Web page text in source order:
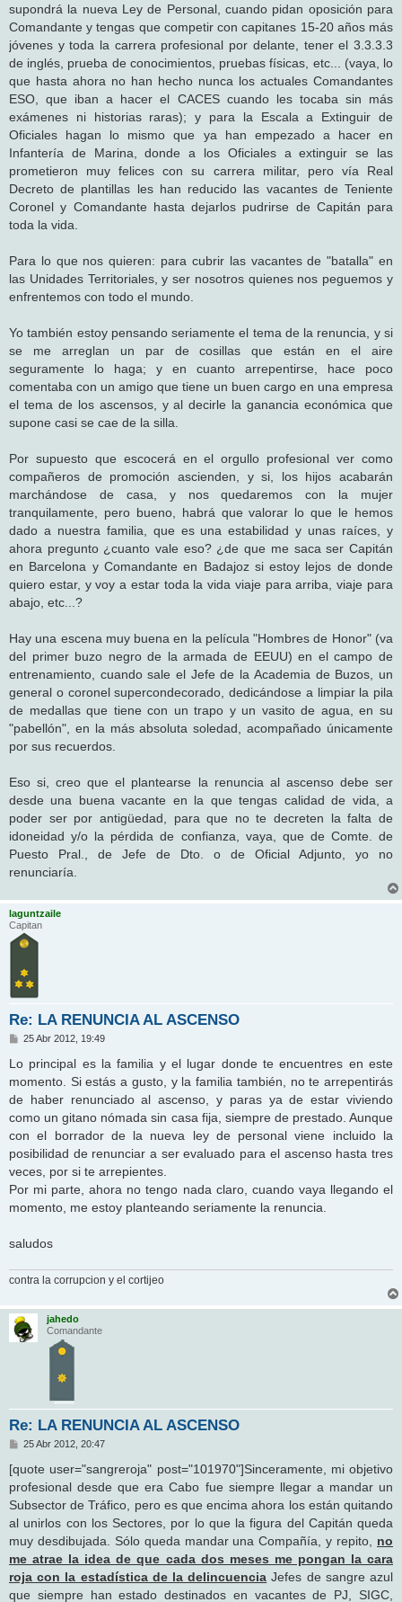
supondrá la nueva Ley de Personal, cuando pidan oposición para
Comandante y tengas que competir con capitanes 15-20 años más
jóvenes y toda la carrera profesional por delante, tener el 3.3.3.3
de inglés, prueba de conocimientos, pruebas físicas, etc... (vaya, lo
que hasta ahora no han hecho nunca los actuales Comandantes
ESO, que iban a hacer el CACES cuando les tocaba sin más
exámenes ni historias raras); y para la Escala a Extinguir de
Oficiales hagan lo mismo que ya han empezado a hacer en
Infantería de Marina, donde a los Oficiales a extinguir se las
prometieron muy felices con su carrera militar, pero vía Real
Decreto de plantillas les han reducido las vacantes de Teniente
Coronel y Comandante hasta dejarlos pudrirse de Capitán para
toda la vida.
Para lo que nos quieren: para cubrir las vacantes de "batalla" en
las Unidades Territoriales, y ser nosotros quienes nos peguemos y
enfrentemos con todo el mundo.
Yo también estoy pensando seriamente el tema de la renuncia, y si
se me arreglan un par de cosillas que están en el aire
seguramente lo haga; y en cuanto arrepentirse, hace poco
comentaba con un amigo que tiene un buen cargo en una empresa
el tema de los ascensos, y al decirle la ganancia económica que
supone casi se cae de la silla.
Por supuesto que escocerá en el orgullo profesional ver como
compañeros de promoción ascienden, y si, los hijos acabarán
marchándose de casa, y nos quedaremos con la mujer
tranquilamente, pero bueno, habrá que valorar lo que le hemos
dado a nuestra familia, que es una estabilidad y unas raíces, y
ahora pregunto ¿cuanto vale eso? ¿de que me saca ser Capitán
en Barcelona y Comandante en Badajoz si estoy lejos de donde
quiero estar, y voy a estar toda la vida viaje para arriba, viaje para
abajo, etc...?
Hay una escena muy buena en la película "Hombres de Honor" (va
del primer buzo negro de la armada de EEUU) en el campo de
entrenamiento, cuando sale el Jefe de la Academia de Buzos, un
general o coronel supercondecorado, dedicándose a limpiar la pila
de medallas que tiene con un trapo y un vasito de agua, en su
"pabellón", en la más absoluta soledad, acompañado únicamente
por sus recuerdos.
Eso si, creo que el plantearse la renuncia al ascenso debe ser
desde una buena vacante en la que tengas calidad de vida, a
poder ser por antigüedad, para que no te decreten la falta de
idoneidad y/o la pérdida de confianza, vaya, que de Comte. de
Puesto Pral., de Jefe de Dto. o de Oficial Adjunto, yo no
renunciaría.
laguntzaile
Capitan
Re: LA RENUNCIA AL ASCENSO
M
n
a
j
e
25 Abr 2012, 19:49
Lo principal es la familia y el lugar donde te encuentres en este
momento. Si estás a gusto, y la familia también, no te arrepentirás
de haber renunciado al ascenso, y paras ya de estar viviendo
como un gitano nómada sin casa fija, siempre de prestado. Aunque
con el borrador de la nueva ley de personal viene incluido la
posibilidad de renunciar a ser evaluado para el ascenso hasta tres
veces, por si te arrepientes.
Por mi parte, ahora no tengo nada claro, cuando vaya llegando el
momento, me estoy planteando seriamente la renuncia.
saludos
contra la corrupcion y el cortijeo
jahedo
Comandante
Re: LA RENUNCIA AL ASCENSO
M
n
a
j
e
25 Abr 2012, 20:47
[quote user="sangreroja" post="101970"]Sinceramente, mi objetivo
profesional desde que era Cabo fue siempre llegar a mandar un
Subsector de Tráfico, pero es que encima ahora los están quitando
al unirlos con los Sectores, por lo que la figura del Capitán queda
muy desdibujada. Sólo queda mandar una Compañía, y repito, no
me atrae la idea de que cada dos meses me pongan la cara
roja con la estadística de la delincuencia Jefes de sangre azul
que siempre han estado destinados en vacantes de PJ, SIGC,